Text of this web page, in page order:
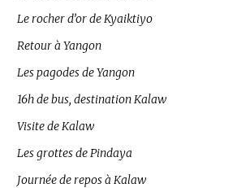
Le rocher d’or de Kyaiktiyo
Retour à Yangon
Les pagodes de Yangon
16h de bus, destination Kalaw
Visite de Kalaw
Les grottes de Pindaya
Journée de repos à Kalaw